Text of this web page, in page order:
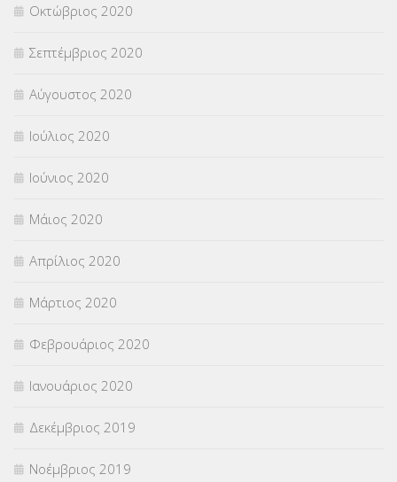
Οκτώβριος 2020
Σεπτέμβριος 2020
Αύγουστος 2020
Ιούλιος 2020
Ιούνιος 2020
Μάιος 2020
Απρίλιος 2020
Μάρτιος 2020
Φεβρουάριος 2020
Ιανουάριος 2020
Δεκέμβριος 2019
Νοέμβριος 2019